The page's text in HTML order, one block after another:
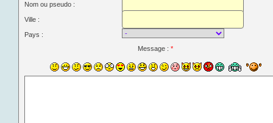
Nom ou pseudo :
Ville :
Pays :
Message : *